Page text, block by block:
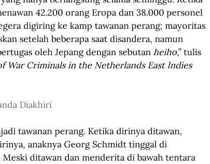
42.200 orang Eropa dan 38.000 personel
digiring ke kamp tawanan perang; mayoritas
setelah beberapa saat disandera, namun
oleh Jepang dengan sebutan heiho,” tulis
War Criminals in the Netherlands East Indies
Diakhiri
tawanan perang. Ketika dirinya ditawan,
anaknya Georg Schmidt tinggal di
ditawan dan menderita di bawah tentara